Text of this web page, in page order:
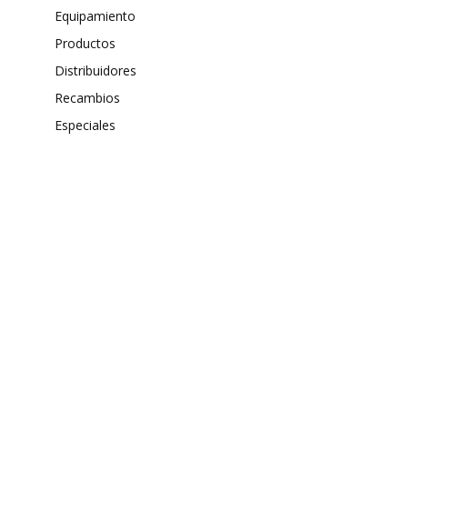
Equipamiento
Productos
Distribuidores
Recambios
Especiales